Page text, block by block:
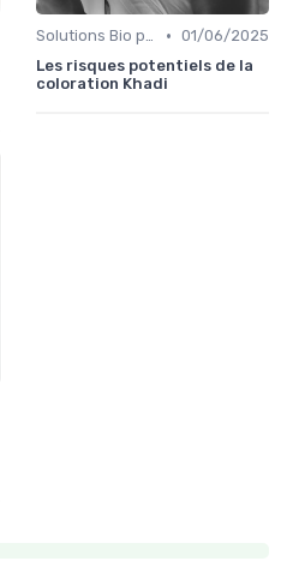
Solutions Bio pour Problèmes de Peau • 01/06/2025
Les risques potentiels de la
coloration Khadi